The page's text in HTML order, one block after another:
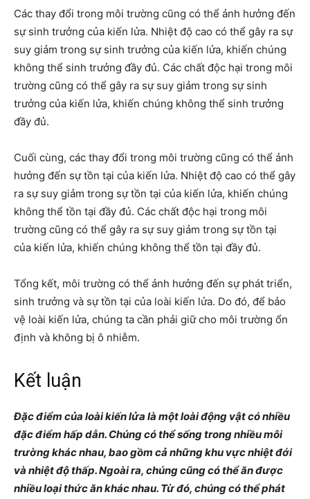
Các thay đổi trong môi trường cũng có thể ảnh hưởng đến
sự sinh trưởng của kiến lửa. Nhiệt độ cao có thể gây ra sự
suy giảm trong sự sinh trưởng của kiến lửa, khiến chúng
không thể sinh trưởng đầy đủ. Các chất độc hại trong môi
trường cũng có thể gây ra sự suy giảm trong sự sinh
trưởng của kiến lửa, khiến chúng không thể sinh trưởng
đầy đủ.
Cuối cùng, các thay đổi trong môi trường cũng có thể ảnh
hưởng đến sự tồn tại của kiến lửa. Nhiệt độ cao có thể gây
ra sự suy giảm trong sự tồn tại của kiến lửa, khiến chúng
không thể tồn tại đầy đủ. Các chất độc hại trong môi
trường cũng có thể gây ra sự suy giảm trong sự tồn tại
của kiến lửa, khiến chúng không thể tồn tại đầy đủ.
Tổng kết, môi trường có thể ảnh hưởng đến sự phát triển,
sinh trưởng và sự tồn tại của loài kiến lửa. Do đó, để bảo
vệ loài kiến lửa, chúng ta cần phải giữ cho môi trường ổn
định và không bị ô nhiễm.
Kết luận
Đặc điểm của loài kiến lửa là một loài động vật có nhiều
đặc điểm hấp dẫn. Chúng có thể sống trong nhiều môi
trường khác nhau, bao gồm cả những khu vực nhiệt đới
và nhiệt độ thấp. Ngoài ra, chúng cũng có thể ăn được
nhiều loại thức ăn khác nhau. Từ đó, chúng có thể phát